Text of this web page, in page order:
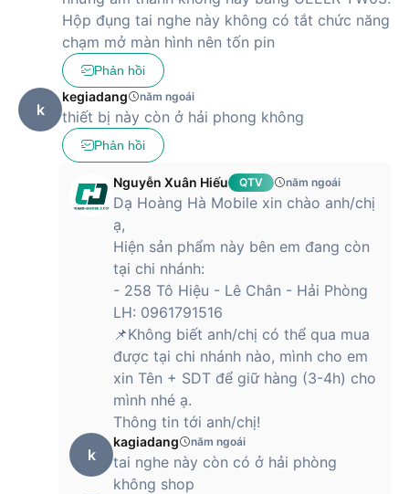
Hiển thị trực quan thời lượng pin còn lại của tai nghe.
Giao diện cảm ứng nhạy, dễ dàng thao tác.
Thiết kế sang trọng, hiện đại, phù hợp với mọi phong
cách.
Với hộp sạc hi-tech, việc quản lý pin và sử dụng tai nghe trở
nên tiện lợi hơn bao giờ hết.
Thời lượng pin 24 giờ – Nghe nhạc cả ngày
không lo gián đoạn
Stargo Hero được trang bị viên pin dung lượng lớn, giúp bạn
sử dụng cả ngày dài mà không cần lo lắng về pin.
6 giờ sử dụng liên tục chỉ với một lần sạc đầy.
24 giờ sử dụng với hộp sạc đi kèm.
Sạc nhanh – Chỉ cần 10 phút sạc cho 1.5 giờ nghe
Dù bạn đang đi làm, du lịch hay tập luyện, Stargo Hero luôn
đồng hành, giúp bạn tận hưởng âm nhạc không gián đoạn.
Tích hợp nhiều tính năng thông minh – Trải
nghiệm hiện đại, tiện lợi
Stargo Hero không chỉ là một chiếc tai nghe không dây thông
thường mà còn được trang bị hàng loạt tính năng thông
Hộp đụng tai nghe này không có tắt chức năng
chạm mở màn hình nên tốn pin
Phản hồi
k
kegiadang năm ngoái
thiết bị này còn ở hải phong không
Phản hồi
Nguyễn Xuân Hiếu QTV năm ngoái
Dạ Hoàng Hà Mobile xin chào anh/chị
ạ,
Hiện sản phẩm này bên em đang còn
tại chi nhánh:
- 258 Tô Hiệu - Lê Chân - Hải Phòng
LH: 0961791516
📌Không biết anh/chị có thể qua mua
được tại chi nhánh nào, mình cho em
xin Tên + SDT để giữ hàng (3-4h) cho
mình nhé ạ.
Thông tin tới anh/chị!
k
kagiadang năm ngoái
tai nghe này còn có ở hải phòng
không shop